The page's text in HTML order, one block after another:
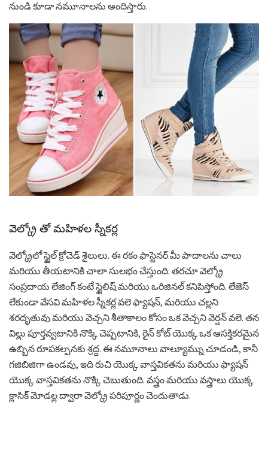
నుండి కూడా నమూనాలను అందిస్తారు.
వెల్క్రో తో మహిళల స్నీకర్ల
వెల్క్రోలో స్టైల్ క్రోచెడ్ శైలులు. ఈ రకం ఫాస్టెనర్ మీ పాదాలను చాలు
మరియు తీయటానికి చాలా సులభం చేస్తుంది. తరచూ వెల్క్రో
సంప్రదాయ లేజింగ్ కంటే స్టైలిష్ మరియు ఒరిజినల్ కనిపిస్తోంది. లేజెస్
లేకుండా వేసవి మహిళల స్నీకర్ల వలె ఫ్యాషన్, మరియు చల్లని
శరదృతువు మరియు వెచ్చని శీతాకాలం కోసం ఒక వెచ్చని వెర్షన్ వలె. తన
విల్లు పూర్తవ్వటానికి నొక్కి చెప్పటానికి, రైన్ కోట్ యొక్క ఒక ఆసక్తికరమైన
ఉబ్బిన రూపకల్పనకు శ్రద్ద. ఈ నమూనాలు వాల్యూమ్ను చూడండి, కానీ
గజిబిజిగా ఉండవు, ఇది రుచి యొక్క వాస్తవికతను మరియు ఫ్యాషన్
యొక్క వాస్తవికతను నొక్కి చెబుతుంది. వస్త్రం మరియు వస్త్రాలు యొక్క
క్లాసిక్ మోడల్ల ద్వారా వెల్క్రో పరిపూర్ణం చెందుతాడు.